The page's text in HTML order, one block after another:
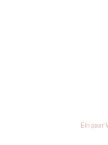
Ein paar